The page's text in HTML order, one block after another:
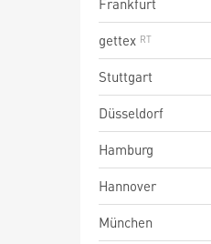
Frankfurt
gettex
Stuttgart
Düsseldorf
Hamburg
Hannover
München